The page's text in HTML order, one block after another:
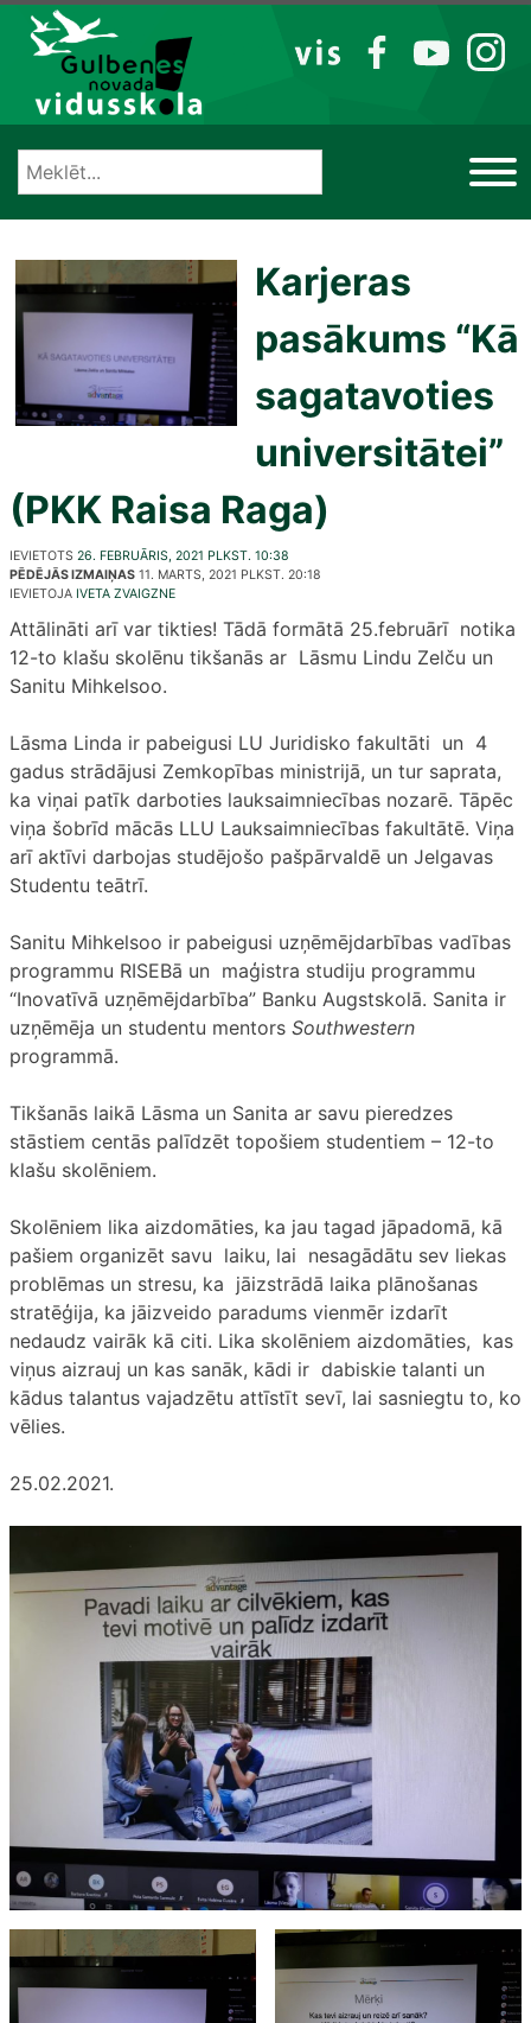
Izlaist
VIS
FB YT IG
Karjeras
pasākums “Kā
sagatavoties
universitātei”
(PKK Raisa Raga)
IEVIETOTS 26. FEBRUĀRIS, 2021 PLKST. 10:38
PĒDĒJĀS IZMAIŅAS 11. MARTS, 2021 PLKST. 20:18
IEVIETOJA IVETA ZVAIGZNE
Attālināti arī var tikties! Tādā formātā 25.februārī notika
12-to klašu skolēnu tikšanās ar Lāsmu Lindu Zelču un
Sanitu Mihkelsoo.
Lāsma Linda ir pabeigusi LU Juridisko fakultāti un 4
gadus strādājusi Zemkopības ministrijā, un tur saprata,
ka viņai patīk darboties lauksaimniecības nozarē. Tāpēc
viņa šobrīd mācās LLU Lauksaimniecības fakultātē. Viņa
arī aktīvi darbojas studējošo pašpārvaldē un Jelgavas
Studentu teātrī.
Sanitu Mihkelsoo ir pabeigusi uzņēmējdarbības vadības
programmu RISEBā un maģistra studiju programmu
“Inovatīvā uzņēmējdarbība” Banku Augstskolā. Sanita ir
uzņēmēja un studentu mentors Southwestern
programmā.
Tikšanās laikā Lāsma un Sanita ar savu pieredzes
stāstiem centās palīdzēt topošiem studentiem – 12-to
klašu skolēniem.
Skolēniem lika aizdomāties, ka jau tagad jāpadomā, kā
pašiem organizēt savu laiku, lai nesagādātu sev liekas
problēmas un stresu, ka jāizstrādā laika plānošanas
stratēģija, ka jāizveido paradums vienmēr izdarīt
nedaudz vairāk kā citi. Lika skolēniem aizdomāties, kas
viņus aizrauj un kas sanāk, kādi ir dabiskie talanti un
kādus talantus vajadzētu attīstīt sevī, lai sasniegtu to, ko
vēlies.
25.02.2021.